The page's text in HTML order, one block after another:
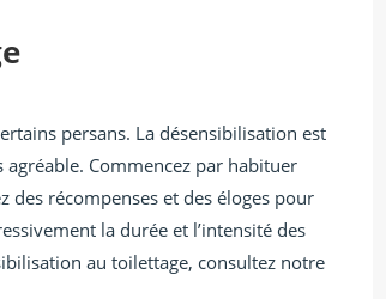
persans. La désensibilisation est
Commencez par habituer
récompenses et des éloges pour
la durée et l’intensité des
au toilettage, consultez notre